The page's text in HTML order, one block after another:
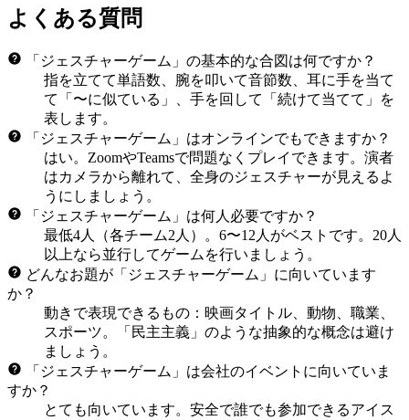
よくある質問
「ジェスチャーゲーム」の基本的な合図は何ですか？
指を立てて単語数、腕を叩いて音節数、耳に手を当て
て「〜に似ている」、手を回して「続けて当てて」を
表します。
「ジェスチャーゲーム」はオンラインでもできますか？
はい。ZoomやTeamsで問題なくプレイできます。演者
はカメラから離れて、全身のジェスチャーが見えるよ
うにしましょう。
「ジェスチャーゲーム」は何人必要ですか？
最低4人（各チーム2人）。6〜12人がベストです。20人
以上なら並行してゲームを行いましょう。
どんなお題が「ジェスチャーゲーム」に向いています
か？
動きで表現できるもの：映画タイトル、動物、職業、
スポーツ。「民主主義」のような抽象的な概念は避け
ましょう。
「ジェスチャーゲーム」は会社のイベントに向いていま
すか？
とても向いています。安全で誰でも参加できるアイス